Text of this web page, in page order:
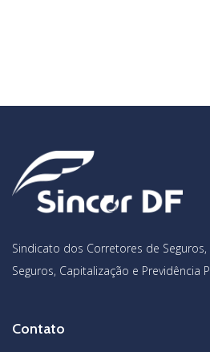
Sindicato dos Corretores de
Seguros, Capitalização e Previdência
Contato